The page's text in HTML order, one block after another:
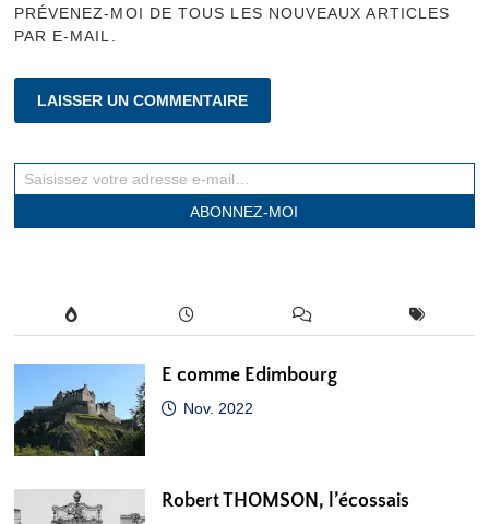
PRÉVENEZ-MOI DE TOUS LES NOUVEAUX ARTICLES
PAR E-MAIL.
Saisissez votre adresse e-mail…
ABONNEZ-MOI
E comme Edimbourg
Nov. 2022
Robert THOMSON, l’écossais